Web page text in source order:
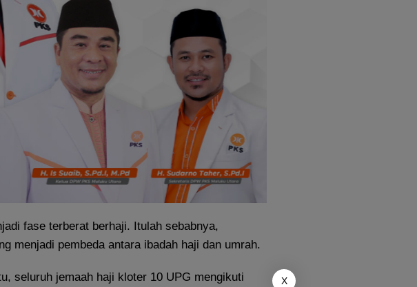
fase terberat berhaji. Itulah sebabnya,
menjadi pembeda antara ibadah haji dan umrah.
seluruh jemaah haji kloter 10 UPG mengikuti
X